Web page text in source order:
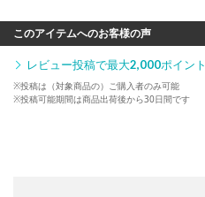
このアイテムへのお客様の声
レビュー投稿で最大2,000ポイント
※投稿は（対象商品の）ご購入者のみ可能
※投稿可能期間は商品出荷後から30日間です